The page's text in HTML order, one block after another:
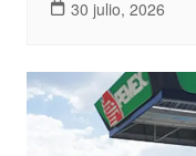
30 julio, 2026